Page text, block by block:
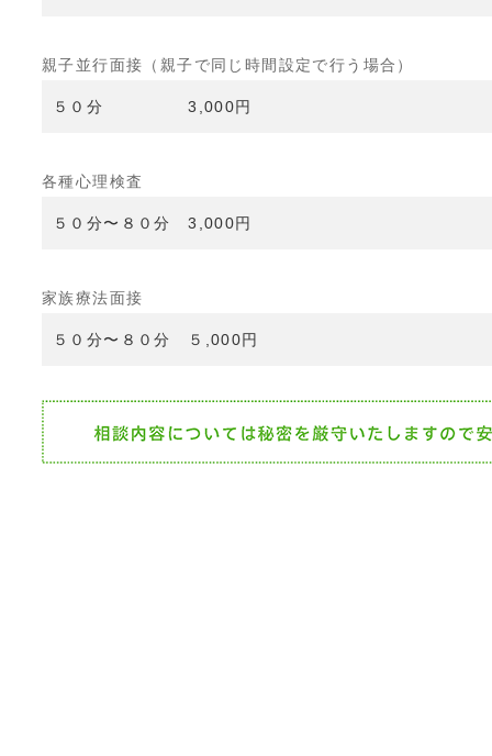
親子並行面接（親子で同じ時間設定で行う場合）
５０分 3,000円
各種心理検査
５０分〜８０分 3,000円
家族療法面接
５０分〜８０分 ５,000円